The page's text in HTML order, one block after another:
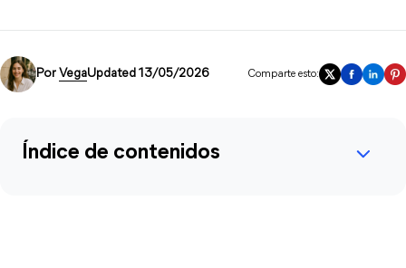
Por VegaUpdated 13/05/2026 Comparte esto:
Índice de contenidos